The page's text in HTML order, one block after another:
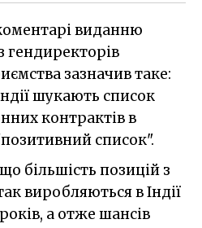
виданню
гендиректорів
зазначив таке:
шукають список
контрактів в
список".
більшість позицій з
виробляються в Індії
а отже шансів